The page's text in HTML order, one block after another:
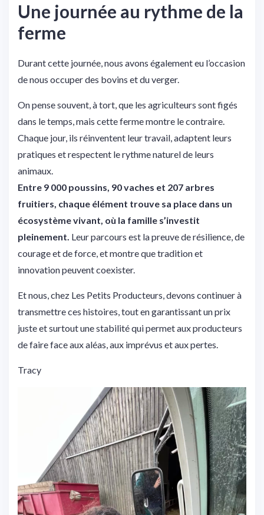
Une journée au rythme de la
ferme
Durant cette journée, nous avons également eu l’occasion
de nous occuper des bovins et du verger.
On pense souvent, à tort, que les agriculteurs sont figés
dans le temps, mais cette ferme montre le contraire.
Chaque jour, ils réinventent leur travail, adaptent leurs
pratiques et respectent le rythme naturel de leurs
animaux.
Entre 9 000 poussins, 90 vaches et 207 arbres
fruitiers, chaque élément trouve sa place dans un
écosystème vivant, où la famille s’investit
pleinement. Leur parcours est la preuve de résilience, de
courage et de force, et montre que tradition et
innovation peuvent coexister.
Et nous, chez Les Petits Producteurs, devons continuer à
transmettre ces histoires, tout en garantissant un prix
juste et surtout une stabilité qui permet aux producteurs
de faire face aux aléas, aux imprévus et aux pertes.
Tracy